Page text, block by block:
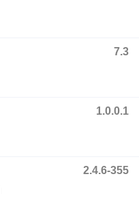
7.3
1.0.0.1
2.4.6-355